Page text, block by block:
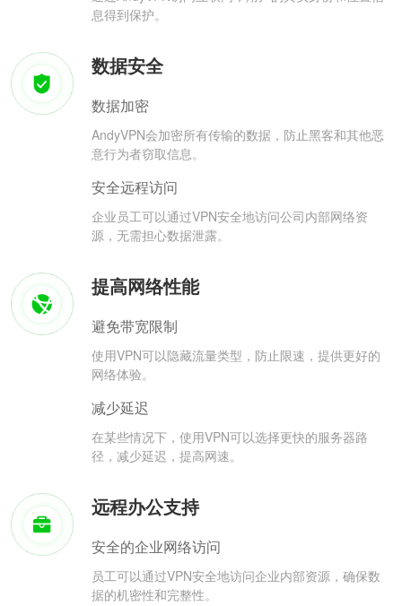
息得到保护。
数据安全
数据加密
AndyVPN会加密所有传输的数据，防止黑客和其他恶
意行为者窃取信息。
安全远程访问
企业员工可以通过VPN安全地访问公司内部网络资
源，无需担心数据泄露。
提高网络性能
避免带宽限制
使用VPN可以隐藏流量类型，防止限速，提供更好的
网络体验。
减少延迟
在某些情况下，使用VPN可以选择更快的服务器路
径，减少延迟，提高网速。
远程办公支持
安全的企业网络访问
员工可以通过VPN安全地访问企业内部资源，确保数
据的机密性和完整性。